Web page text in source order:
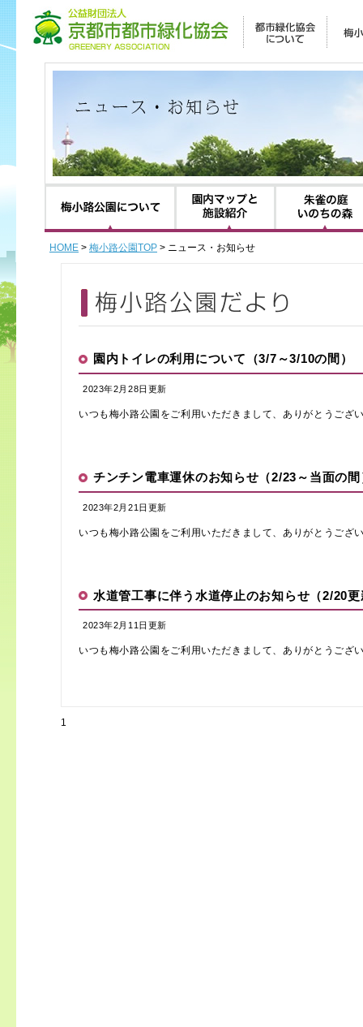
HOME > 梅小路公園TOP > ニュース・お知らせ
園内トイレの利用について（3/7～3/10の間）
2023年2月28日更新
いつも梅小路公園をご利用いただきまして、ありがとうござ
チンチン電車運休のお知らせ（2/23～当面の間
2023年2月21日更新
いつも梅小路公園をご利用いただきまして、ありがとうござ
水道管工事に伴う水道停止のお知らせ（2/20更
2023年2月11日更新
いつも梅小路公園をご利用いただきまして、ありがとうござ
1
梅小路公園について